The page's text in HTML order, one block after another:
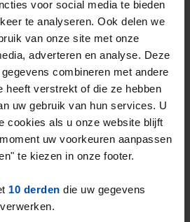
voor social media te bieden
te analyseren. Ook delen we
van onze site met onze
adverteren en analyse. Deze
combineren met andere
heeft verstrekt of die ze hebben
uw gebruik van hun services. U
cookies als u onze website blijft
uw voorkeuren aanpassen
te kiezen in onze footer.
10 derden die uw gegevens
€ 761 p/m
gevonden
Bekijk & reageer →
om kans te maken. Met
eerste!